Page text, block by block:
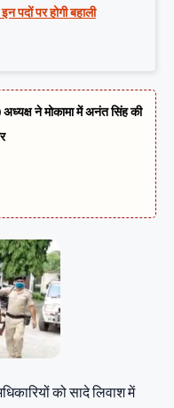
पदों पर होगी बहाली
ने मोकामा में अनंत सिंह की
को सादे लिवाश में